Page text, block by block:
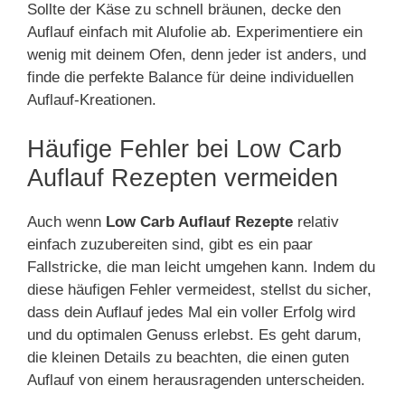
Sollte der Käse zu schnell bräunen, decke den
Auflauf einfach mit Alufolie ab. Experimentiere ein
wenig mit deinem Ofen, denn jeder ist anders, und
finde die perfekte Balance für deine individuellen
Auflauf-Kreationen.
Häufige Fehler bei Low Carb
Auflauf Rezepten vermeiden
Auch wenn Low Carb Auflauf Rezepte relativ
einfach zuzubereiten sind, gibt es ein paar
Fallstricke, die man leicht umgehen kann. Indem du
diese häufigen Fehler vermeidest, stellst du sicher,
dass dein Auflauf jedes Mal ein voller Erfolg wird
und du optimalen Genuss erlebst. Es geht darum,
die kleinen Details zu beachten, die einen guten
Auflauf von einem herausragenden unterscheiden.